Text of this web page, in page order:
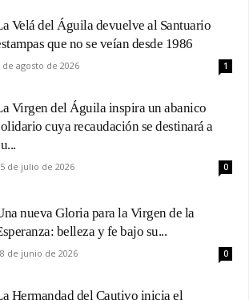
Velá del Águila devuelve al Santuario
que no se veían desde 1986
de agosto de 2026 1
Virgen del Águila inspira un abanico
cuya recaudación se destinará a
de julio de 2026 0
nueva Gloria para la Virgen de la
belleza y fe bajo su...
de junio de 2026 0
Hermandad del Cautivo inicia el